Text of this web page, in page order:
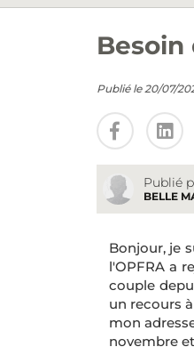
Publié le 20/07/
Publié
BELLE
Bonjour, je
l'OPFRA a
couple
un recours
mon
novembre